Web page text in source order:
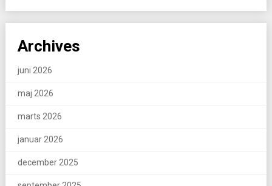
Archives
juni 2026
maj 2026
marts 2026
januar 2026
december 2025